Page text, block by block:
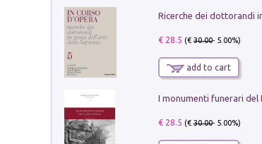
€ 28.5 (€30.00- 5.00%)
add to cart
€ 28.5 (€30.00- 5.00%)